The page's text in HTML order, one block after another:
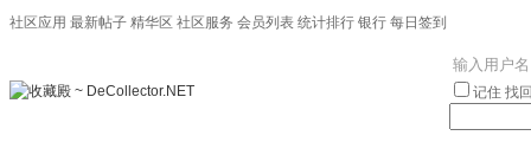
社区应用 最新帖子 精华区 社区服务 会员列表 统计排行 银行 每日签到
记住 找